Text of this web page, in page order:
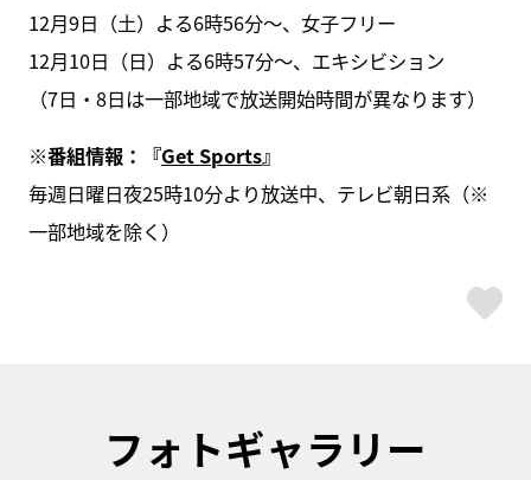
12月9日（土）よる6時56分～、女子フリー
12月10日（日）よる6時57分〜、エキシビション
（7日・8日は一部地域で放送開始時間が異なります）
※番組情報：『Get Sports』
毎週日曜日夜25時10分より放送中、テレビ朝日系（※
一部地域を除く）
フォトギャラリー